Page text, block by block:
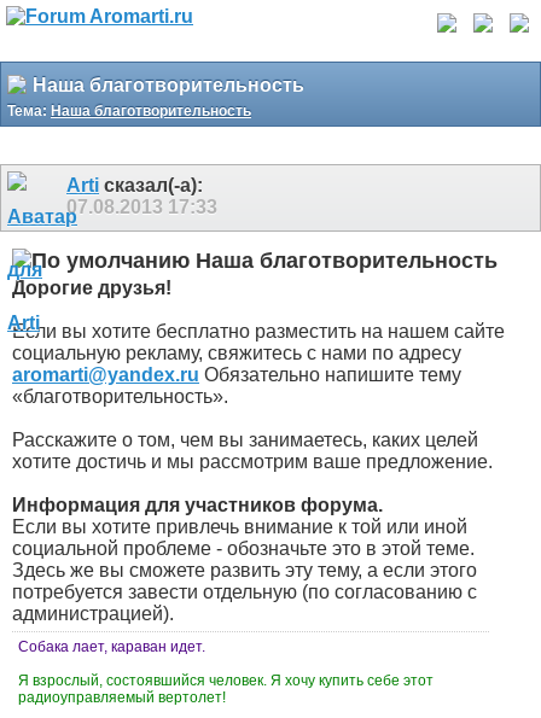
Наша благотворительность
Тема: Наша благотворительность
Arti сказал(-а):
07.08.2013 17:33
Наша благотворительность
Дорогие друзья!
Если вы хотите бесплатно разместить на нашем сайте
социальную рекламу, свяжитесь с нами по адресу
aromarti@yandex.ru Обязательно напишите тему
«благотворительность».
Расскажите о том, чем вы занимаетесь, каких целей
хотите достичь и мы рассмотрим ваше предложение.
Информация для участников форума.
Если вы хотите привлечь внимание к той или иной
социальной проблеме - обозначьте это в этой теме.
Здесь же вы сможете развить эту тему, а если этого
потребуется завести отдельную (по согласованию с
администрацией).
Собака лает, караван идет.
Я взрослый, состоявшийся человек. Я хочу купить себе этот
радиоуправляемый вертолет!